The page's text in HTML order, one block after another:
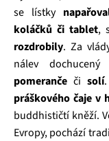
se lístky
koláčků či tablet,
rozdrobily. Za
nálev
pomeranče či solí
práškového čaje v
buddhističtí kněží.
Evropy, pochází